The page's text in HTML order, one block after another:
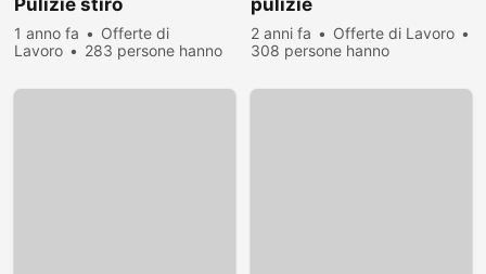
Pulizie stiro
1 anno fa
Offerte di
Lavoro
283 persone hanno
pulizie
2 anni fa
Offerte di Lavoro
308 persone hanno